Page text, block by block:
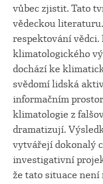
vůbec zjistit. Tato
vědeckou
respektování vědci.
klimatologického
dochází ke
svědomí lidská
informačním
klimatologie z
dramatizují.
vytvářejí dokonalý
investigativní
že tato situace